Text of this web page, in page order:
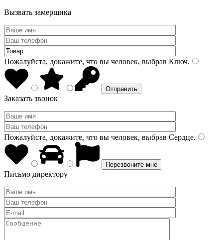
Вызвать замерщика
Пожалуйста, докажите, что вы человек, выбрав Ключ.
Заказать звонок
Пожалуйста, докажите, что вы человек, выбрав Сердце.
Письмо директору